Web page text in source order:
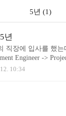
5년 (1)
년
직장에 입사를 했는
Engineer ->
할 사이에 5년이 흘
볼 기계( Gum Ball
10:34